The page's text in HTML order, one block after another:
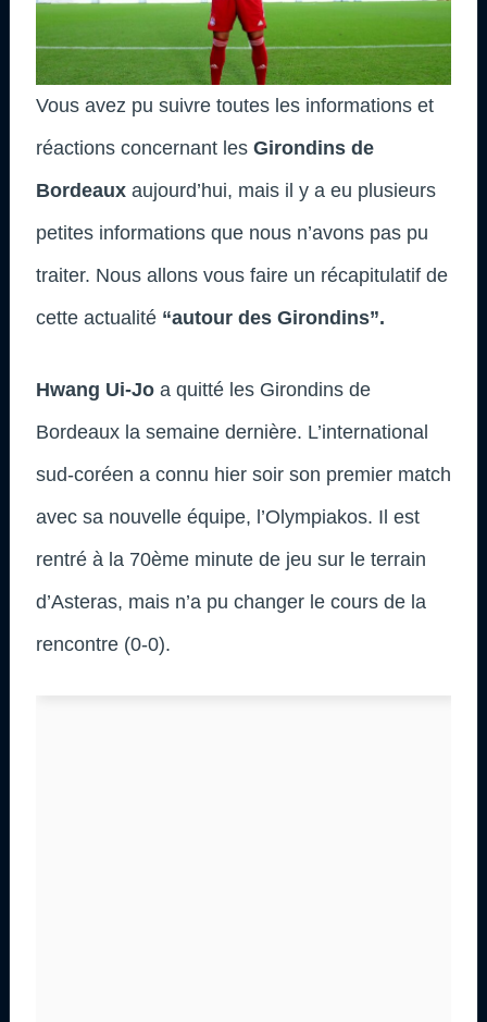
Vous avez pu suivre toutes les informations et
réactions concernant les Girondins de
Bordeaux aujourd’hui, mais il y a eu plusieurs
petites informations que nous n’avons pas pu
traiter. Nous allons vous faire un récapitulatif de
cette actualité “autour des Girondins”.
Hwang Ui-Jo a quitté les Girondins de
Bordeaux la semaine dernière. L’international
sud-coréen a connu hier soir son premier match
avec sa nouvelle équipe, l’Olympiakos. Il est
rentré à la 70ème minute de jeu sur le terrain
d’Asteras, mais n’a pu changer le cours de la
rencontre (0-0).